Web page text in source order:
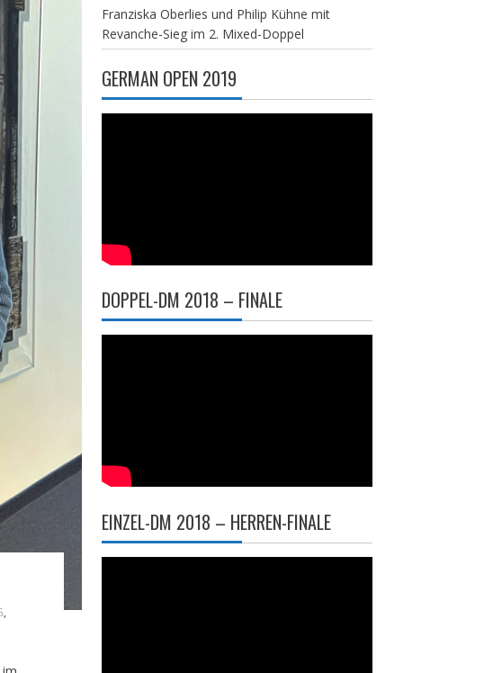
,
Franziska Oberlies und Philip Kühne mit
Revanche-Sieg im 2. Mixed-Doppel
GERMAN OPEN 2019
DOPPEL-DM 2018 – FINALE
EINZEL-DM 2018 – HERREN-FINALE